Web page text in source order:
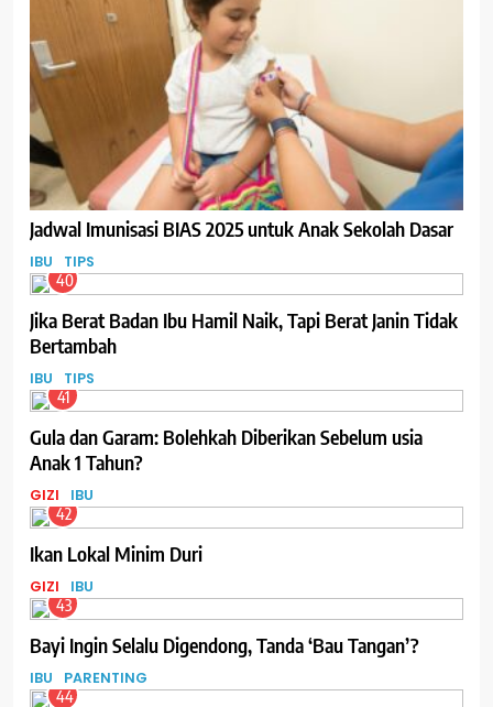
Jadwal Imunisasi BIAS 2025 untuk Anak Sekolah Dasar
IBU TIPS
40
Jika Berat Badan Ibu Hamil Naik, Tapi Berat Janin Tidak
Bertambah
IBU TIPS
41
Gula dan Garam: Bolehkah Diberikan Sebelum usia
Anak 1 Tahun?
GIZI IBU
42
Ikan Lokal Minim Duri
GIZI IBU
43
Bayi Ingin Selalu Digendong, Tanda ‘Bau Tangan’?
IBU PARENTING
44